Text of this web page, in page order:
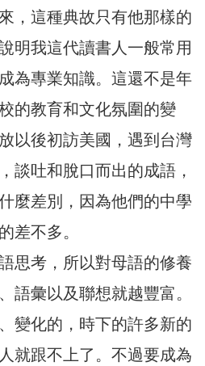
，這種典故只有他那樣的
明我這代讀書人一般常用
為專業知識。這還不是年
的教育和文化氛圍的變
以後初訪美國，遇到台灣
談吐和脫口而出的成語，
麼差別，因為他們的中學
差不多。
思考，所以對母語的修養
語彙以及聯想就越豐富。
變化的，時下的許多新的
就跟不上了。不過要成為